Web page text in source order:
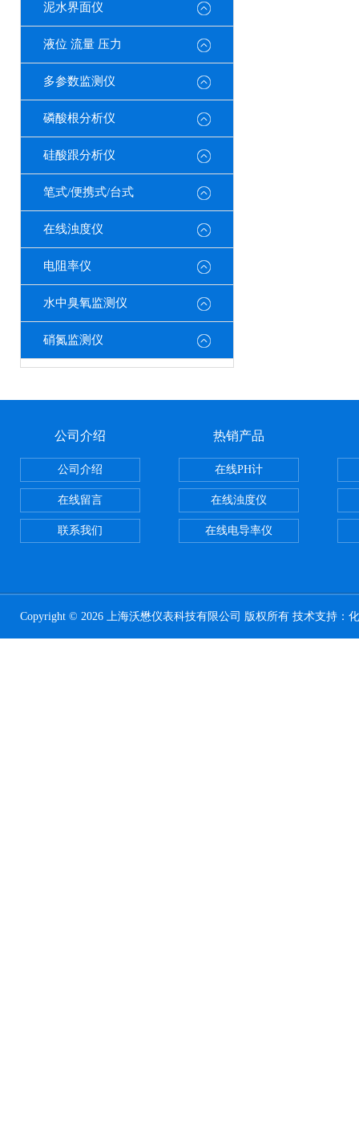
泥水界面仪
液位 流量 压力
多参数监测仪
磷酸根分析仪
硅酸跟分析仪
笔式/便携式/台式
在线浊度仪
电阻率仪
水中臭氧监测仪
硝氮监测仪
公司介绍
公司介绍
在线留言
联系我们
热销产品
在线PH计
在线浊度仪
在线电导率仪
Copyright © 2026 上海沃懋仪表科技有限公司 版权所有 技术支持：